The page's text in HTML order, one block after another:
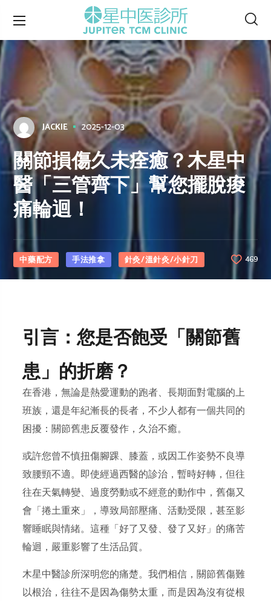
JACKIE 2025-12-03
關節損傷久未痊癒？木星中
醫「三管齊下」幫您擺脫痠
痛輪迴！
中藥配方 手法推拿 針灸/溫針灸/小針刀 469
引言：您是否飽受「關節舊
患」的折磨？
在香港，無論是熱愛運動的跑者、長期面對電腦的上
班族，還是年紀漸長的長者，不少人都有一個共同的
困擾：關節舊患反覆發作，久治不癒。
或許您曾不慎扭傷腳踝、膝蓋，或因工作姿勢不良導
致腰頸不適。即使經過西醫的診治，暫時好轉，但往
往在天氣轉變、過度勞動或不經意的動作中，舊傷又
會「捲土重來」，導致局部壓痛、活動受限，甚至影
響睡眠與情緒。這種「好了又發、發了又好」的痛苦
輪迴，嚴重影響了生活品質。
木星中醫診所深明您的痛楚。我們相信，關節舊傷難
以根治，往往不是因為傷勢太重，而是因為沒有從根